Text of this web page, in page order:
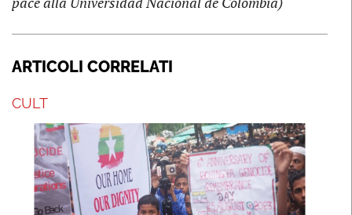
ARTICOLI CORRELATI
CULT